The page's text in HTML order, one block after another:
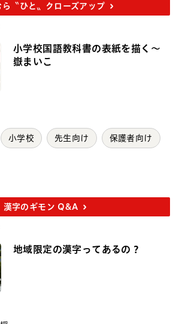
ら〝ひと〟クローズアップ
小学校国語教科書の表紙を描く～
嶽まいこ
小学校 先生向け 保護者向け
漢字のギモン Q&A
地域限定の漢字ってあるの？